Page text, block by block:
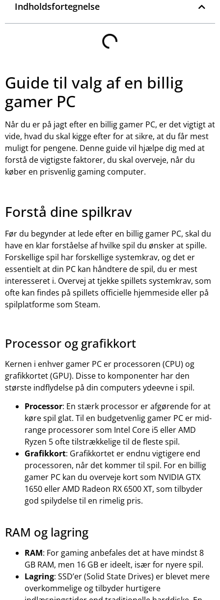
Indholdsfortegnelse
Guide til valg af en billig
gamer PC
Når du er på jagt efter en billig gamer PC, er det vigtigt at
vide, hvad du skal kigge efter for at sikre, at du får mest
muligt for pengene. Denne guide vil hjælpe dig med at
forstå de vigtigste faktorer, du skal overveje, når du
køber en prisvenlig gaming computer.
Forstå dine spilkrav
Før du begynder at lede efter en billig gamer PC, skal du
have en klar forståelse af hvilke spil du ønsker at spille.
Forskellige spil har forskellige systemkrav, og det er
essentielt at din PC kan håndtere de spil, du er mest
interesseret i. Overvej at tjekke spillets systemkrav, som
ofte kan findes på spillets officielle hjemmeside eller på
spilplatforme som Steam.
Processor og grafikkort
Kernen i enhver gamer PC er processoren (CPU) og
grafikkortet (GPU). Disse to komponenter har den
største indflydelse på din computers ydeevne i spil.
Processor: En stærk processor er afgørende for at
køre spil glat. Til en budgetvenlig gamer PC er mid-
range processorer som Intel Core i5 eller AMD
Ryzen 5 ofte tilstrækkelige til de fleste spil.
Grafikkort: Grafikkortet er endnu vigtigere end
processoren, når det kommer til spil. For en billig
gamer PC kan du overveje kort som NVIDIA GTX
1650 eller AMD Radeon RX 6500 XT, som tilbyder
god spilydelse til en rimelig pris.
RAM og lagring
RAM: For gaming anbefales det at have mindst 8
GB RAM, men 16 GB er ideelt, især for nyere spil.
Lagring: SSD’er (Solid State Drives) er blevet mere
overkommelige og tilbyder hurtigere